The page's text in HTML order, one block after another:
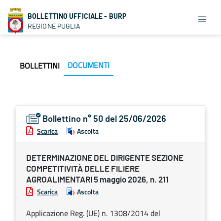
BOLLETTINO UFFICIALE - BURP
REGIONE PUGLIA
BOLLETTINI DOCUMENTI
Bollettino n° 50 del 25/06/2026
Scarica Ascolta
DETERMINAZIONE DEL DIRIGENTE SEZIONE
COMPETITIVITÀ DELLE FILIERE
AGROALIMENTARI 5 maggio 2026, n. 211
Scarica Ascolta
Applicazione Reg. (UE) n. 1308/2014 del